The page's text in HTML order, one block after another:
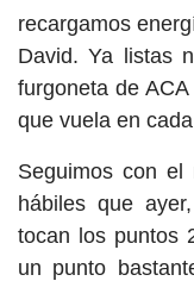
recargamos
David. Ya listas
furgoneta de
que vuela en
Seguimos con
hábiles que
tocan los puntos
un punto